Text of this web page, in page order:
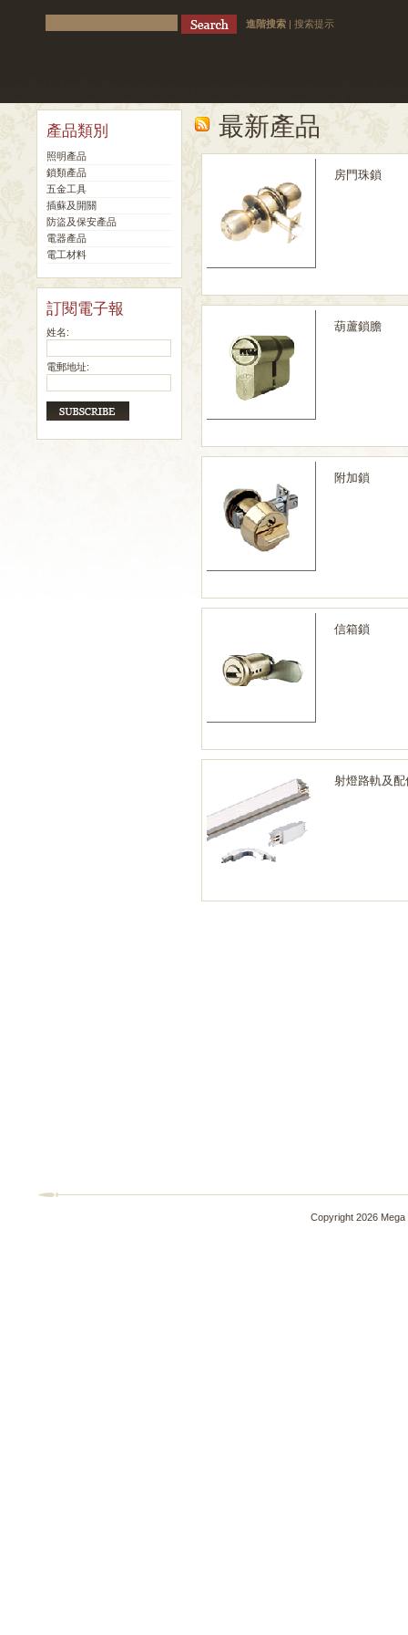
進階搜索 | 搜索提示
產品類別
照明產品
鎖類產品
五金工具
插蘇及開關
防盜及保安產品
電器產品
電工材料
訂閱電子報
姓名:
電郵地址:
最新產品
房門珠鎖
葫蘆鎖膽
附加鎖
信箱鎖
射燈路軌及配
Copyright 2026